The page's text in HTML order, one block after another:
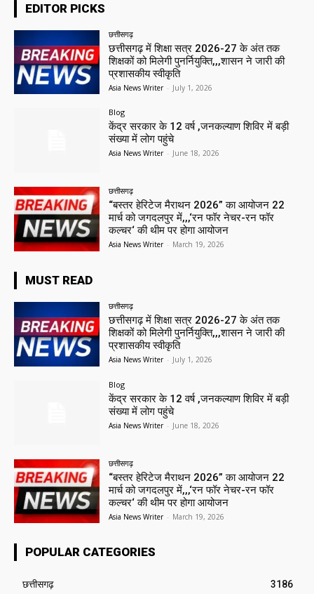
EDITOR PICKS
छत्तीसगढ़
छत्तीसगढ़ में शिक्षा सत्र 2026-27 के अंत तक
शिक्षकों को मिलेगी पुनर्नियुक्ति,,,शासन ने जारी की
प्रशासकीय स्वीकृति
Asia News Writer - July 1, 2026
Blog
केंद्र सरकार के 12 वर्ष ,जनकल्याण शिविर में बड़ी
संख्या में लोग पहुंचे
Asia News Writer - June 18, 2026
छत्तीसगढ़
“बस्तर हेरिटेज मैराथन 2026” का आयोजन 22
मार्च को जगदलपुर में,,,‘रन फॉर नेचर-रन फॉर
कल्चर‘ की थीम पर होगा आयोजन
Asia News Writer - March 19, 2026
MUST READ
छत्तीसगढ़
छत्तीसगढ़ में शिक्षा सत्र 2026-27 के अंत तक
शिक्षकों को मिलेगी पुनर्नियुक्ति,,,शासन ने जारी की
प्रशासकीय स्वीकृति
Asia News Writer - July 1, 2026
Blog
केंद्र सरकार के 12 वर्ष ,जनकल्याण शिविर में बड़ी
संख्या में लोग पहुंचे
Asia News Writer - June 18, 2026
छत्तीसगढ़
“बस्तर हेरिटेज मैराथन 2026” का आयोजन 22
मार्च को जगदलपुर में,,,‘रन फॉर नेचर-रन फॉर
कल्चर‘ की थीम पर होगा आयोजन
Asia News Writer - March 19, 2026
POPULAR CATEGORIES
छत्तीसगढ़
3186